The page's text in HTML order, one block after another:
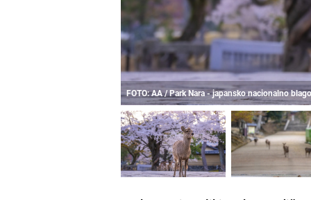
FOTO: AA / Park Nara - japansko nacionalno